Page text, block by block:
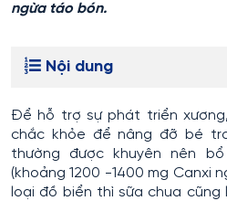
ngừa táo bón.
Nội dung
Để hỗ trợ sự phát triển
chắc khỏe để nâng đỡ bé
thường được khuyên nên
(khoảng 1200 -1400 mg Canxi
loại đồ biển thì sữa chua